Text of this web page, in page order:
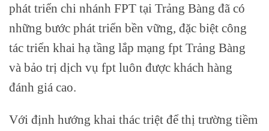
phát triển chi nhánh FPT tại Trảng Bàng đã có
những bước phát triển bền vững, đặc biệt công
tác triển khai hạ tầng lắp mạng fpt Trảng Bàng
và bảo trị dịch vụ fpt luôn được khách hàng
đánh giá cao.
Với định hướng khai thác triệt để thị trường tiềm